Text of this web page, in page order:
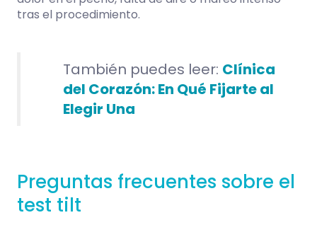
tras el procedimiento.
También puedes leer: Clínica
del Corazón: En Qué Fijarte al
Elegir Una
Preguntas frecuentes sobre el
test tilt